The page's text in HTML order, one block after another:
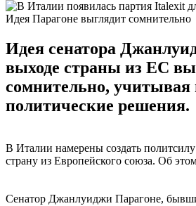
Идея Парагоне выглядит сомнительно
Идея сенатора
выходе страны из ЕС
сомнительно, учитывая
политические решения.
В Италии намерены создать
страну из Европейского союза. Об
Сенатор Джанлуиджи Парагоне,